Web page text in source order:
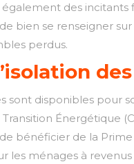
des
bien se renseigner
perdus.
sont disponibles pour
Énergétique
bénéficier de la Prime
les ménages à